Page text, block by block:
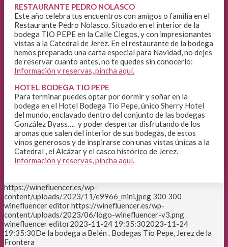
RESTAURANTE PEDRO NOLASCO
Este año celebra tus encuentros con amigos o familia en el
Restaurante Pedro Nolasco. Situado en el interior de la
bodega TIO PEPE en la Calle Ciegos, y con impresionantes
vistas a la Catedral de Jerez. En el restaurante de la bodega
hemos preparado una carta especial para Navidad, no dejes
de reservar cuanto antes, no te quedes sin conocerlo:
Información y reservas, pincha aquí.
HOTEL BODEGA TIO PEPE
Para terminar puedes optar por dormir y soñar en la
bodega en el Hotel Bodega Tio Pepe, único Sherry Hotel
del mundo, enclavado dentro del conjunto de las bodegas
González Byass…. y poder despertar disfrutando de los
aromas que salen del interior de sus bodegas, de estos
vinos generosos y de inspirarse con unas vistas únicas a la
Catedral , el Alcázar y el casco histórico de Jerez.
Información y reservas, pincha aquí.
https://winefluencer.es/wp-
content/uploads/2023/11/e9966_mini.jpeg 300 300
winefluencer editorhttps://winefluencer.es/wp-
content/uploads/2023/06/logo-winefluencer-v3.png
winefluencer editor2023-11-24 19:35:302023-11-24
19:35:30De la bodega a Belén . Bodegas Tío Pepe, Jerez de la
Frontera